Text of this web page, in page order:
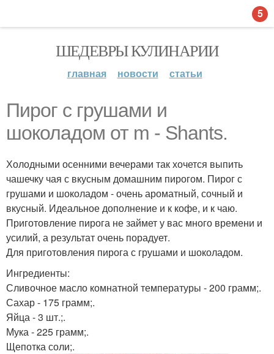
ШЕДЕВРЫ КУЛИНАРИИ
главная новости статьи
Пирог с грушами и
шоколадом от m - Shants.
Холодными осенними вечерами так хочется выпить
чашечку чая с вкусным домашним пирогом. Пирог с
грушами и шоколадом - очень ароматный, сочный и
вкусный. Идеальное дополнение и к кофе, и к чаю.
Приготовление пирога не займет у вас много времени и
усилий, а результат очень порадует.
Для приготовления пирога с грушами и шоколадом.
Ингредиенты:
Сливочное масло комнатной температуры - 200 грамм;.
Сахар - 175 грамм;.
Яйца - 3 шт.;.
Мука - 225 грамм;.
Щепотка соли;.
5